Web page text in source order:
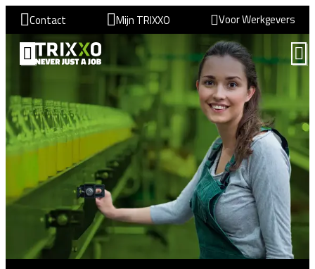
Contact Mijn TRIXXO Voor Werkgevers